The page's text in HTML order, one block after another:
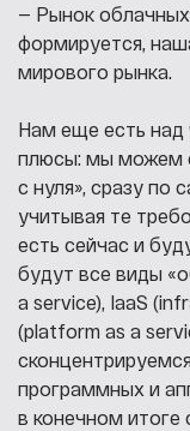
— Рынок
формируется,
мирового рынка.
Нам еще есть над
плюсы: мы можем
с нуля», сразу по
учитывая те
есть сейчас и
будут все виды
a service), IaaS
(platform as a
программных и
в конечном